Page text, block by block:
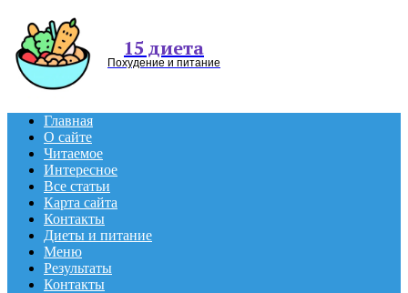
15 диета
Похудение и питание
Главная
О сайте
Читаемое
Интересное
Все статьи
Карта сайта
Контакты
Диеты и питание
Меню
Результаты
Контакты